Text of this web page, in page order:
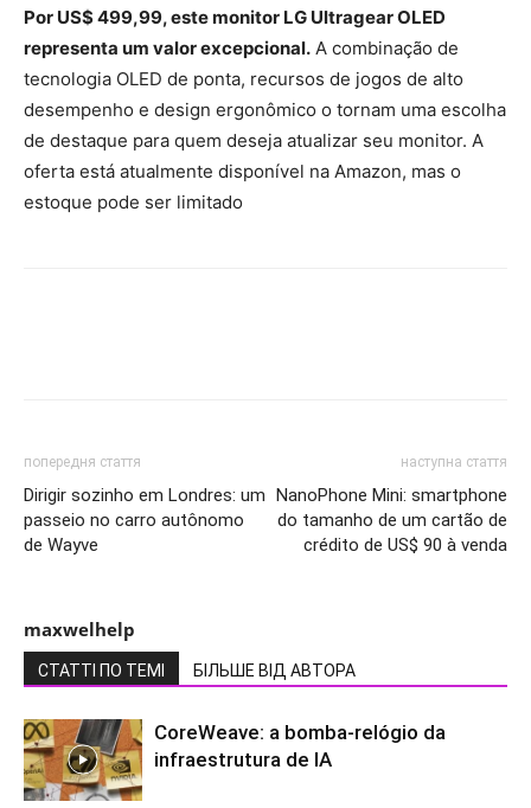
Por US$ 499,99, este monitor LG Ultragear OLED
representa um valor excepcional. A combinação de
tecnologia OLED de ponta, recursos de jogos de alto
desempenho e design ergonômico o tornam uma escolha
de destaque para quem deseja atualizar seu monitor. A
oferta está atualmente disponível na Amazon, mas o
estoque pode ser limitado
попередня стаття
Dirigir sozinho em Londres: um
passeio no carro autônomo
de Wayve
наступна стаття
NanoPhone Mini: smartphone
do tamanho de um cartão de
crédito de US$ 90 à venda
maxwelhelp
СТАТТІ ПО ТЕМІ БІЛЬШЕ ВІД АВТОРА
CoreWeave: a bomba-relógio da
infraestrutura de IA